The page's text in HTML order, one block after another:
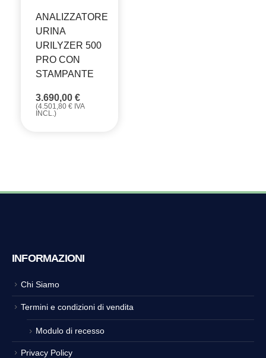
ANALIZZATORE
URINA
URILYZER 500
PRO CON
STAMPANTE
3.690,00 €
(4.501,80 € IVA
INCL.)
INFORMAZIONI
Chi Siamo
Termini e condizioni di vendita
Modulo di recesso
Privacy Policy